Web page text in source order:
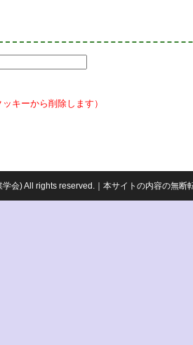
キーから削除します）
会) All rights reserved.｜本サイトの内容の無断